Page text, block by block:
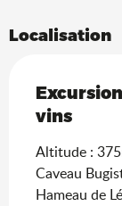
Localisation
vins
Altitude :
Caveau
Hameau de